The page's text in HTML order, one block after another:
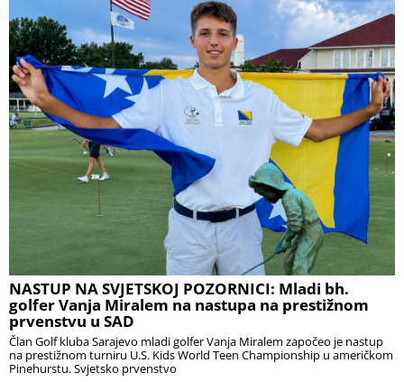
NASTUP NA SVJETSKOJ POZORNICI: Mladi bh.
golfer Vanja Miralem na nastupa na prestižnom
prvenstvu u SAD
Član Golf kluba Sarajevo mladi golfer Vanja Miralem započeo je nastup
na prestižnom turniru U.S. Kids World Teen Championship u američkom
Pinehurstu. Svjetsko prvenstvo